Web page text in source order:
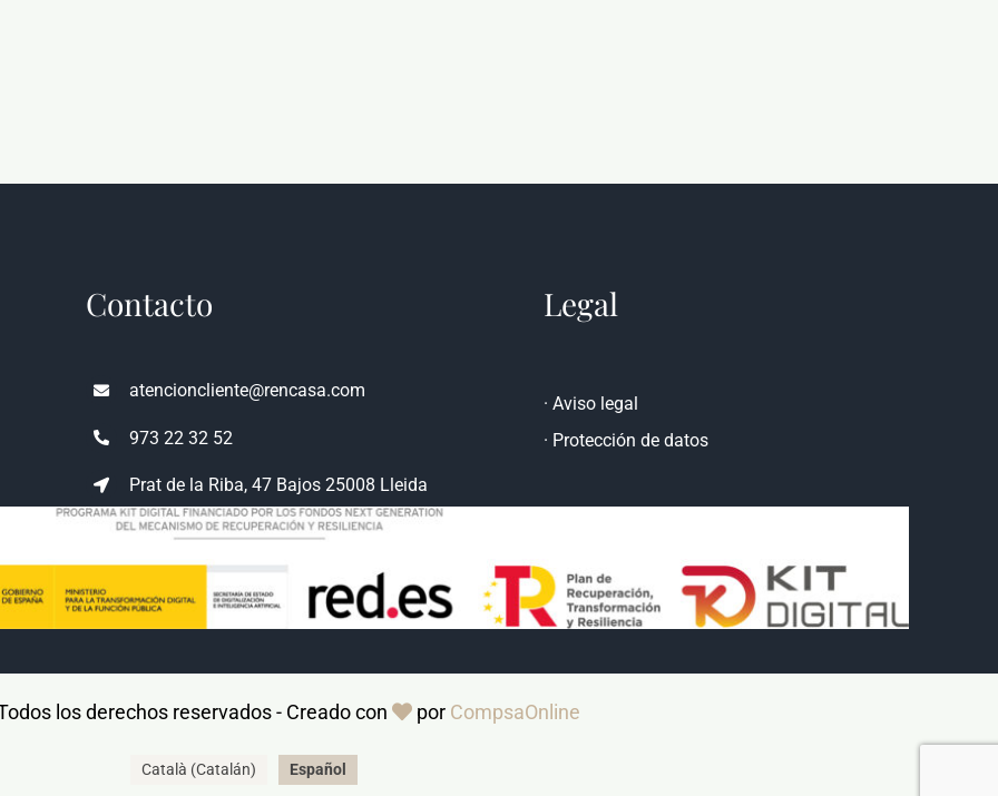
Contacto
atencioncliente@rencasa.com
973 22 32 52
Prat de la Riba, 47 Bajos 25008 Lleida
Legal
· Aviso legal
· Protección de datos
los derechos reservados - Creado con por CompsaOnline
Català (Catalán) Español